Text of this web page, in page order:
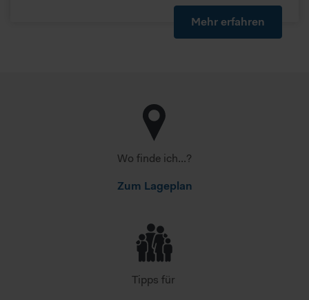
Mehr erfahren
Wo finde ich...?
Zum Lageplan
Tipps für